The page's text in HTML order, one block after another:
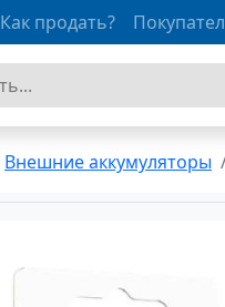
Как продать?
Внешние аккумуляторы